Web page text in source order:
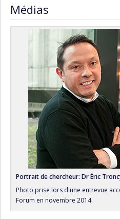
Médias
Portrait de chercheur: Dr Éric
Photo prise lors d'une entrevue
Forum en novembre 2014.